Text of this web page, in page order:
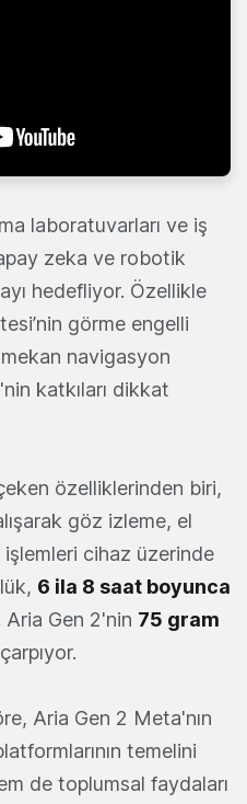
laboratuvarları ve iş
zeka ve robotik
hedefliyor. Özellikle
görme engelli
navigasyon
katkıları dikkat
özelliklerinden biri,
göz izleme, el
cihaz üzerinde
6 ila 8 saat boyunca
Aria Gen 2'nin 75 gram
Aria Gen 2 Meta'nın
temelini
de toplumsal faydaları